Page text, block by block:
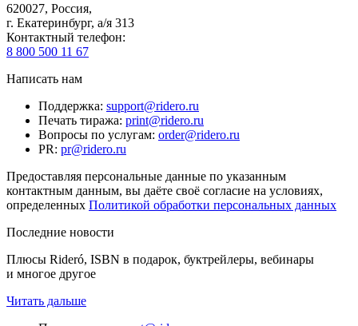
620027, Россия,
г. Екатеринбург, а/я 313
Контактный телефон:
8 800 500 11 67
Написать нам
Поддержка: support@ridero.ru
Печать тиража: print@ridero.ru
Вопросы по услугам: order@ridero.ru
PR: pr@ridero.ru
Предоставляя персональные данные по указанным
контактным данным, вы даёте своё согласие на условиях,
определенных Политикой обработки персональных данных
Последние новости
Плюсы Rideró, ISBN в подарок, буктрейлеры, вебинары
и многое другое
Читать дальше